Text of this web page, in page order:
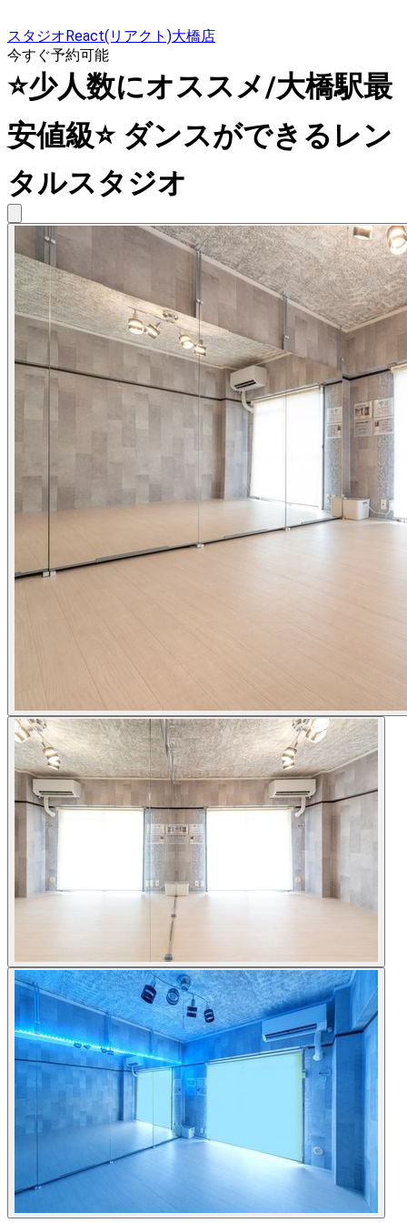
スタジオReact(リアクト)大橋店
今すぐ予約可能
⭐️少人数にオススメ/大橋駅最
安値級⭐️ ダンスができるレン
タルスタジオ